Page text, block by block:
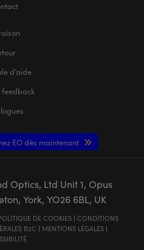
d’aide
feedback
EO dès maintenant
Optics, Ltd Unit 1, Opus
York, YO26 6BL, UK
DE COOKIES| CONDITIONS
B2C | MENTIONS LÉGALES|